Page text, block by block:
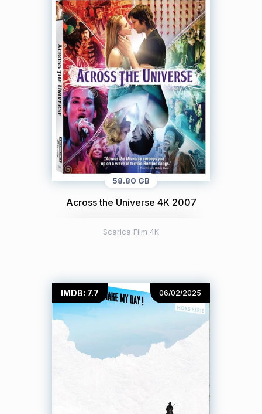
58.80 GB
Across the Universe 4K 2007
Scarica Film 4K
IMDB: 7.7 06/02/2025